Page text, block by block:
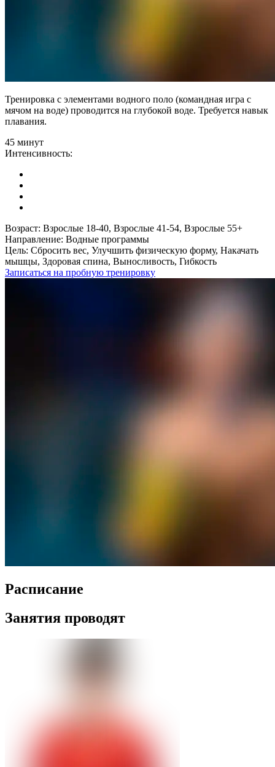
Тренировка с элементами водного поло (командная игра с
мячом на воде) проводится на глубокой воде. Требуется навык
плавания.
45 минут
Интенсивность:
Возраст: Взрослые 18-40, Взрослые 41-54, Взрослые 55+
Направление: Водные программы
Цель: Сбросить вес, Улучшить физическую форму, Накачать
мышцы, Здоровая спина, Выносливость, Гибкость
Записаться на пробную тренировку
Распиcание
Занятия проводят